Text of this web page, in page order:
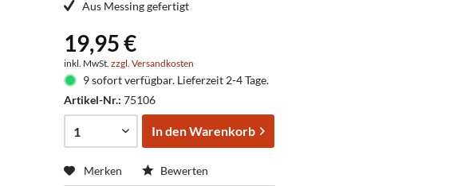
Aus Messing gefertigt
19,95 €
inkl. MwSt.zzgl. Versandkosten
9 sofort verfügbar. Lieferzeit 2-4 Tage.
Artikel-Nr.:75106
In denWarenkorb
Merken Bewerten